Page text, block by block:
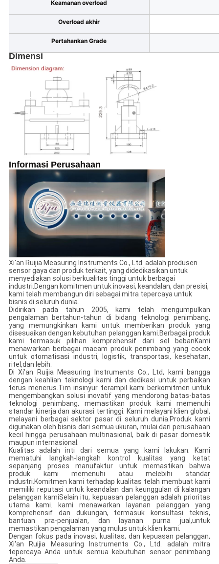
Keamanan overload
Overload akhir
Pertahankan Grade
Dimensi
Informasi Perusahaan
Xi'an Ruijia Measuring Instruments Co., Ltd. adalah produsen
sensor gaya dan produk terkait, yang didedikasikan untuk
menyediakan solusi berkualitas tinggi untuk berbagai
industri.Dengan komitmen untuk inovasi, keandalan, dan presisi,
kami telah membangun diri sebagai mitra tepercaya untuk
bisnis di seluruh dunia.
Didirikan pada tahun 2005, kami telah mengumpulkan
pengalaman bertahun-tahun di bidang teknologi penimbang,
yang memungkinkan kami untuk memberikan produk yang
disesuaikan dengan kebutuhan pelanggan kami.Berbagai produk
kami termasuk pilihan komprehensif dari sel bebanKami
menawarkan berbagai macam produk penimbang yang cocok
untuk otomatisasi industri, logistik, transportasi, kesehatan,
ritel,dan lebih.
Di Xi'an Ruijia Measuring Instruments Co., Ltd, kami bangga
dengan keahlian teknologi kami dan dedikasi untuk perbaikan
terus menerus.Tim insinyur terampil kami berkomitmen untuk
mengembangkan solusi inovatif yang mendorong batas-batas
teknologi penimbang, memastikan produk kami memenuhi
standar kinerja dan akurasi tertinggi. Kami melayani klien global,
melayani berbagai sektor pasar di seluruh dunia.Produk kami
digunakan oleh bisnis dari semua ukuran, mulai dari perusahaan
kecil hingga perusahaan multinasional, baik di pasar domestik
maupun internasional.
Kualitas adalah inti dari semua yang kami lakukan. Kami
mematuhi langkah-langkah kontrol kualitas yang ketat
sepanjang proses manufaktur untuk memastikan bahwa
produk kami memenuhi atau melebihi standar
industri.Komitmen kami terhadap kualitas telah membuat kami
memiliki reputasi untuk keandalan dan keunggulan di kalangan
pelanggan kamiSelain itu, kepuasan pelanggan adalah prioritas
utama kami. kami menawarkan layanan pelanggan yang
komprehensif dan dukungan, termasuk konsultasi teknis,
bantuan pra-penjualan, dan layanan purna jual,untuk
memastikan pengalaman yang mulus untuk klien kami.
Dengan fokus pada inovasi, kualitas, dan kepuasan pelanggan,
Xi'an Ruijia Measuring Instruments Co., Ltd. adalah mitra
tepercaya Anda untuk semua kebutuhan sensor penimbang
Anda.